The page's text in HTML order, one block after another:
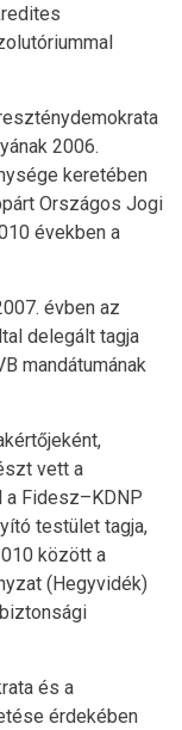
2006.
keretében
Országos Jogi
években a
évben az
delegált tagja
mandátumának
vett a
a Fidesz–KDNP
testület tagja,
között a
(Hegyvidék)
és a
érdekében